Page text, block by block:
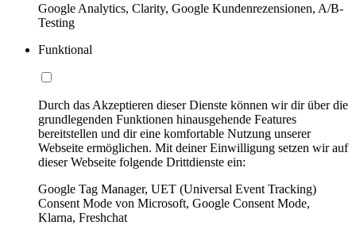
Google Analytics, Clarity, Google Kundenrezensionen, A/B-
Testing
Funktional
Durch das Akzeptieren dieser Dienste können wir dir über die
grundlegenden Funktionen hinausgehende Features
bereitstellen und dir eine komfortable Nutzung unserer
Webseite ermöglichen. Mit deiner Einwilligung setzen wir auf
dieser Webseite folgende Drittdienste ein:
Google Tag Manager, UET (Universal Event Tracking)
Consent Mode von Microsoft, Google Consent Mode,
Klarna, Freshchat